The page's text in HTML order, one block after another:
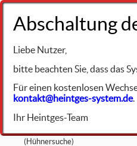
BIBLIOTHEK
Suche oder Suchjagd - Allgemeines
(Hühnersuche)
Liebe Nutzer,
bitte beachten Sie, dass das
Für einen kostenlosen
kontakt@heintges-system.de.
Ihr Heintges-Team